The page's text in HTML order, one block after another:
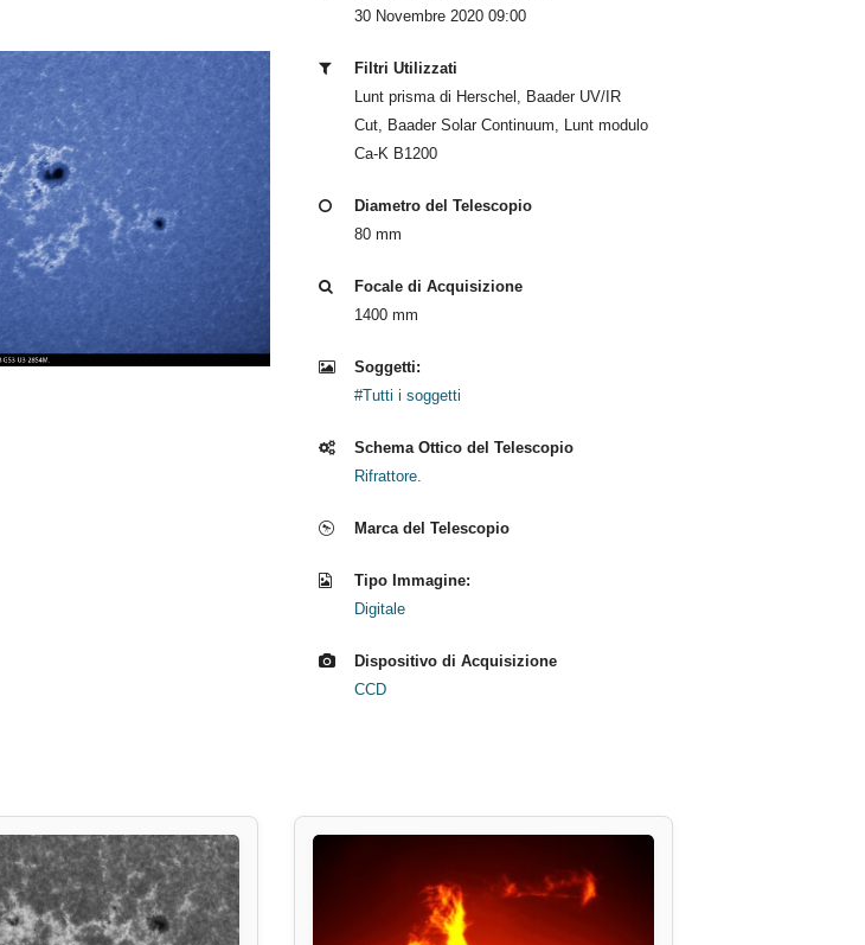
30 Novembre 2020 09:00
Filtri Utilizzati
Lunt prisma di Herschel, Baader UV/IR
Cut, Baader Solar Continuum, Lunt modulo
Ca-K B1200
Diametro del Telescopio
80 mm
Focale di Acquisizione
1400 mm
Soggetti:
#Tutti i soggetti
Schema Ottico del Telescopio
Rifrattore.
Marca del Telescopio
Tipo Immagine:
Digitale
Dispositivo di Acquisizione
CCD